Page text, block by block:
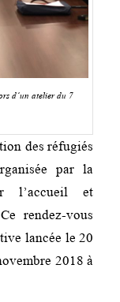
d’un atelier du 7
des réfugiés
par la
l’accueil et
rendez-vous
lancée le 20
2018 à